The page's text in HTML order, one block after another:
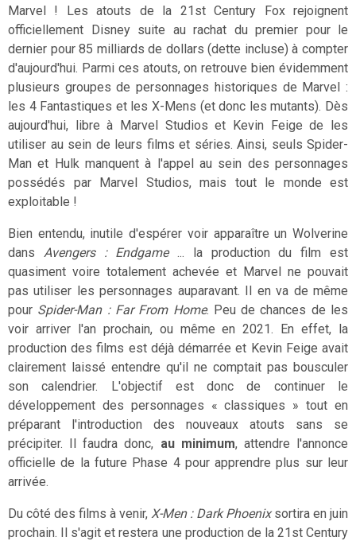
Marvel ! Les atouts de la 21st Century Fox rejoignent
officiellement Disney suite au rachat du premier pour le
dernier pour 85 milliards de dollars (dette incluse) à compter
d'aujourd'hui. Parmi ces atouts, on retrouve bien évidemment
plusieurs groupes de personnages historiques de Marvel :
les 4 Fantastiques et les X-Mens (et donc les mutants). Dès
aujourd'hui, libre à Marvel Studios et Kevin Feige de les
utiliser au sein de leurs films et séries. Ainsi, seuls Spider-
Man et Hulk manquent à l'appel au sein des personnages
possédés par Marvel Studios, mais tout le monde est
exploitable !
Bien entendu, inutile d'espérer voir apparaître un Wolverine
dans Avengers : Endgame... la production du film est
quasiment voire totalement achevée et Marvel ne pouvait
pas utiliser les personnages auparavant. Il en va de même
pour Spider-Man : Far From Home. Peu de chances de les
voir arriver l'an prochain, ou même en 2021. En effet, la
production des films est déjà démarrée et Kevin Feige avait
clairement laissé entendre qu'il ne comptait pas bousculer
son calendrier. L'objectif est donc de continuer le
développement des personnages « classiques » tout en
préparant l'introduction des nouveaux atouts sans se
précipiter. Il faudra donc, au minimum, attendre l'annonce
officielle de la future Phase 4 pour apprendre plus sur leur
arrivée.
Du côté des films à venir, X-Men : Dark Phoenixsortira en juin
prochain. Il s'agit et restera une production de la 21st Century